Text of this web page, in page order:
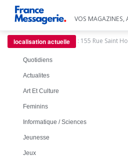
VOS MAGAZINES,
localisation actuelle : 155 Rue Saint
Quotidiens
Actualites
Art Et Culture
Feminins
Informatique / Sciences
Jeunesse
Jeux